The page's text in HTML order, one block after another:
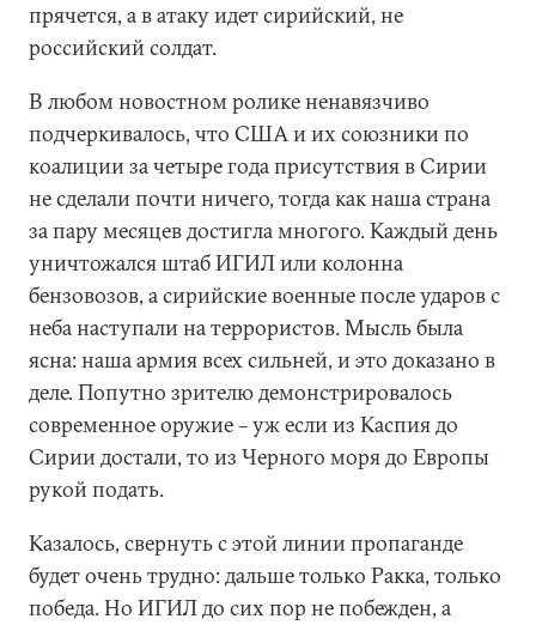
прячется, а в атаку идет сирийский, не
российский солдат.
В любом новостном ролике ненавязчиво
подчеркивалось, что США и их союзники по
коалиции за четыре года присутствия в Сирии
не сделали почти ничего, тогда как наша страна
за пару месяцев достигла многого. Каждый день
уничтожался штаб ИГИЛ или колонна
бензовозов, а сирийские военные после ударов с
неба наступали на террористов. Мысль была
ясна: наша армия всех сильней, и это доказано в
деле. Попутно зрителю демонстрировалось
современное оружие – уж если из Каспия до
Сирии достали, то из Черного моря до Европы
рукой подать.
Казалось, свернуть с этой линии пропаганде
будет очень трудно: дальше только Ракка, только
победа. Но ИГИЛ до сих пор не побежден, а